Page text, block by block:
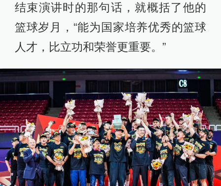
结束演讲时的那句话，就概括了他的
篮球岁月，“能为国家培养优秀的篮球
人才，比立功和荣誉更重要。”